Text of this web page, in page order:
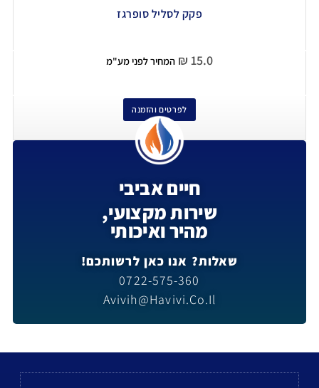
פקק לסליל סופרגז
₪ 15.0 המחיר לפני מע"מ
לפרטים והזמנה
חיים אביבי
שירות מקצועי,
מהיר ואיכותי
שאלות? אנו כאן לרשותכם!
0722-575-360
Avivih@havivi.co.il